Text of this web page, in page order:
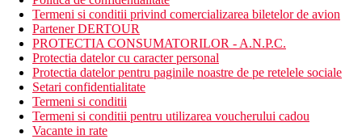
Termeni si conditii privind comercializarea biletelor de avion
Partener DERTOUR
PROTECTIA CONSUMATORILOR - A.N.P.C.
Protectia datelor cu caracter personal
Protectia datelor pentru paginile noastre de pe retelele sociale
Setari confidentialitate
Termeni si conditii
Termeni si conditii pentru utilizarea voucherului cadou
Vacante in rate